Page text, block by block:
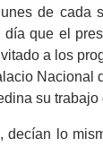
de cada
que el
a los
Nacional
su
lo